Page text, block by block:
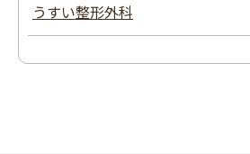
うすい整形外科